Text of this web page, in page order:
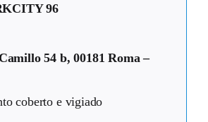
96
54 b, 00181 Roma –
coberto e vigiado